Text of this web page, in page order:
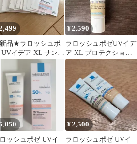
品★ラロッシュポ
UVイデア XL サンプ
¥2,590
ラロッシュポゼUVイデ
ア XL プロテクション
トーンアップ ティント
ベージュ
ッシュポゼ UVイ
¥2,500
ラロッシュポゼ UVイ